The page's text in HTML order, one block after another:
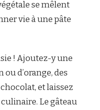
se mêlent
vie à une pâte
! Ajoutez-y une
d’orange, des
et laissez
Le gâteau